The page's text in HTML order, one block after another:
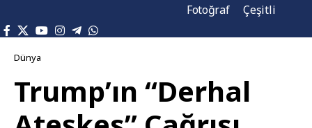
Fotoğraf
Çeşitli
Dünya
Trump’ın “Derhal